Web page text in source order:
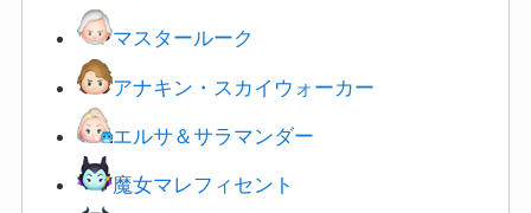
アナキン・スカイウォーカー
エルサ＆サラマンダー
魔女マレフィセント
マレウス・ドラコニア